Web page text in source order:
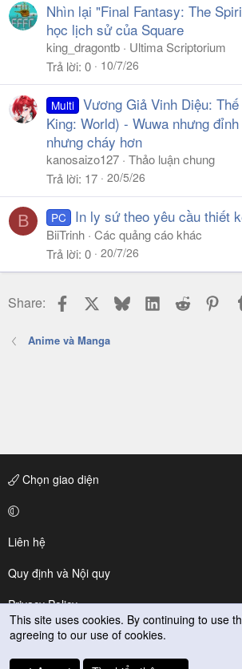
Nhìn lại "Final Fantasy: The
học lịch sử của Square
king_dragontb
Ultima Scriptorium
Trả lời 0 10/7/26
Multi Vương Giả Vinh Diệu:
King: World) - Wuwa nhưng
nhưng cháy hơn
kanosaizo127 Thảo luận chung
Trả lời 17 20/5/26
B PC In ly sứ theo yêu cầu thiết
BiiTrinh Các quảng cáo khác
Trả lời 0 20/7/26
Share: Facebook BlueskyLinkedIn
Reddit
Anime và Manga
Chọn giao diện
Liên hệ
Quy định và Nội quy
Privacy Policy
Trợ giúp
This site uses cookies. By continuing to use
agreeing to our use of cookies.